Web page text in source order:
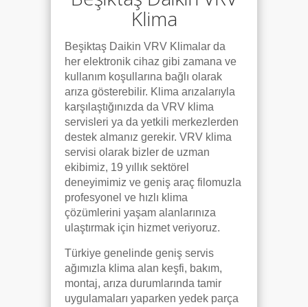
Klima
Beşiktaş Daikin VRV Klimalar da
her elektronik cihaz gibi zamana ve
kullanım koşullarına bağlı olarak
arıza gösterebilir. Klima arızalarıyla
karşılaştığınızda da VRV klima
servisleri ya da yetkili merkezlerden
destek almanız gerekir. VRV klima
servisi olarak bizler de uzman
ekibimiz, 19 yıllık sektörel
deneyimimiz ve geniş araç filomuzla
profesyonel ve hızlı klima
çözümlerini yaşam alanlarınıza
ulaştırmak için hizmet veriyoruz.
Türkiye genelinde geniş servis
ağımızla klima alan keşfi, bakım,
montaj, arıza durumlarında tamir
uygulamaları yaparken yedek parça